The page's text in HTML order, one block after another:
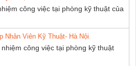
công việc tại phòng kỹ thuật của
Nhân Viên Kỹ Thuật- Hà Nội
công việc tại phòng kỹ thuật